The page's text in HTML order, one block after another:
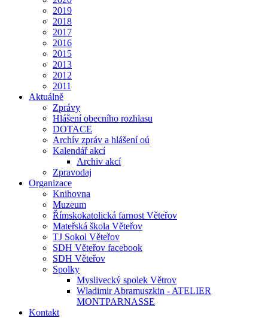
2019
2018
2017
2016
2015
2013
2012
2011
Aktuálně
Zprávy
Hlášení obecního rozhlasu
DOTACE
Archív zpráv a hlášení oú
Kalendář akcí
Archiv akcí
Zpravodaj
Organizace
Knihovna
Muzeum
Římskokatolická farnost Věteřov
Mateřská škola Věteřov
TJ Sokol Věteřov
SDH Věteřov facebook
SDH Věteřov
Spolky
Myslivecký spolek Větrov
Wladimir Abramuszkin - ATELIER
MONTPARNASSE
Kontakt